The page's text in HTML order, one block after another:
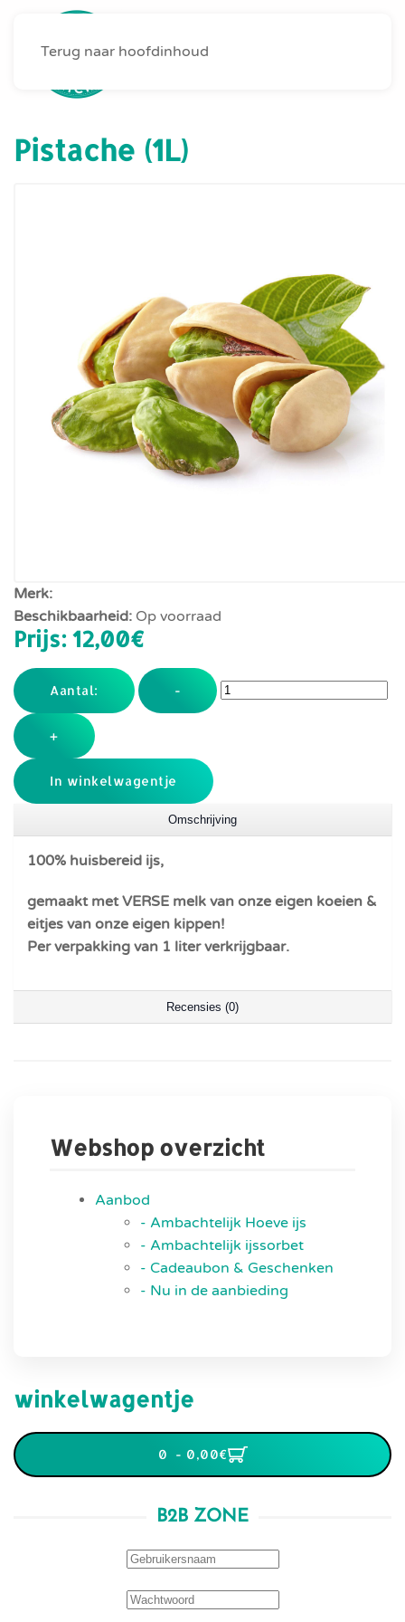
Terug naar hoofdinhoud
Pistache (1L)
Merk:
Beschikbaarheid: Op voorraad
Prijs: 12,00‎€
Aantal: -
+
In winkelwagentje
Omschrijving
100% huisbereid ijs,
gemaakt met VERSE melk van onze eigen koeien &
eitjes van onze eigen kippen!
Per verpakking van 1 liter verkrijgbaar.
Recensies (0)
Webshop overzicht
Aanbod
- Ambachtelijk Hoeve ijs
- Ambachtelijk ijssorbet
- Cadeaubon & Geschenken
- Nu in de aanbieding
winkelwagentje
0 - 0,00‎€
B2B ZONE